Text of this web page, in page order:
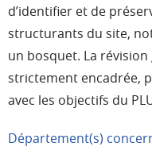
d’identifier et de
structurants du site,
un bosquet. La
strictement encadrée,
avec les objectifs du
Département(s)